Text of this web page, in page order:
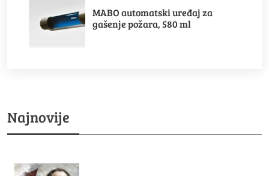
MABO automatski uređaj za
gašenje požara, 580 ml
Najnovije